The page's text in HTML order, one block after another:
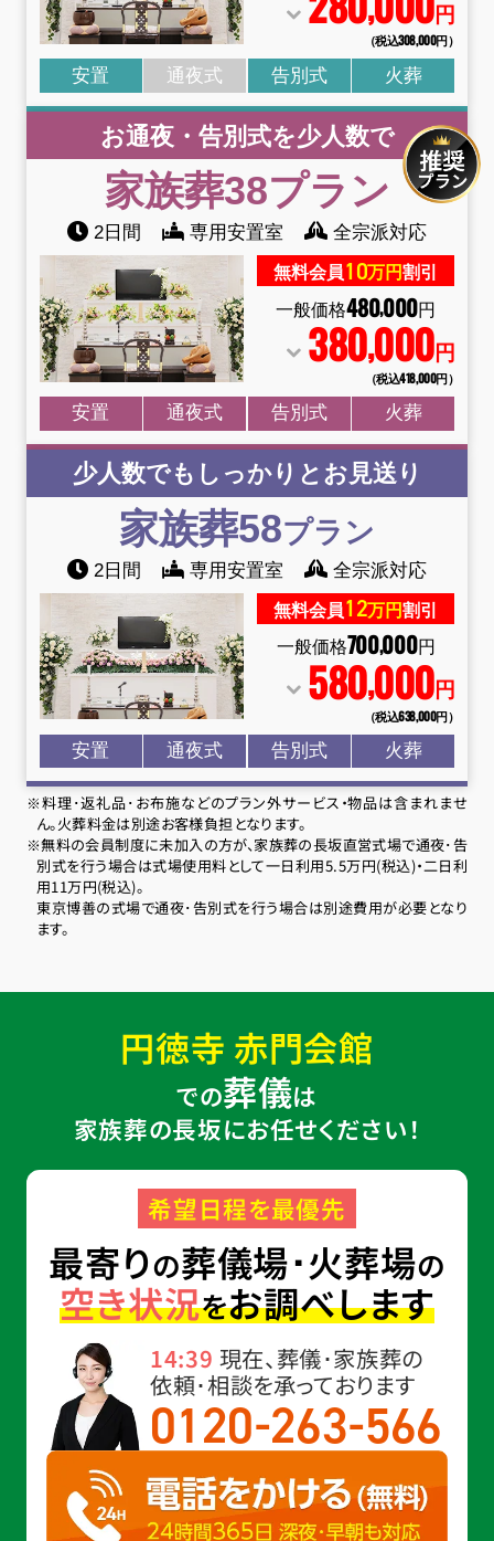
円
（税込308,000円）
安置 通夜式 告別式 火葬
お通夜・告別式を少人数で
家族葬38プラン
2日間 専用安置室 全宗派対応
無料会員10万円割引
一般価格480,000円
380,000円
（税込418,000円）
安置 通夜式 告別式 火葬
少人数でもしっかりとお見送り
家族葬58プラン
2日間 専用安置室 全宗派対応
無料会員12万円割引
一般価格700,000円
580,000円
（税込638,000円）
安置 通夜式 告別式 火葬
※料理･返礼品･お布施などのプラン外サービス・物品は含まれませ
ん。火葬料金は別途お客様負担となります。
※無料の会員制度に未加入の方が、家族葬の長坂直営式場で通夜･告
別式を行う場合は式場使用料として一日利用5.5万円(税込)・二日利
用11万円(税込)。
東京博善の式場で通夜･告別式を行う場合は別途費用が必要となり
ます。
円徳寺 赤門会館
での葬儀は
家族葬の長坂にお任せください！
希望日程を最優先
最寄りの葬儀場･火葬場の
空き状況をお調べします
14:39 現在、葬儀･家族葬の
依頼･相談を承っております
0120-263-566